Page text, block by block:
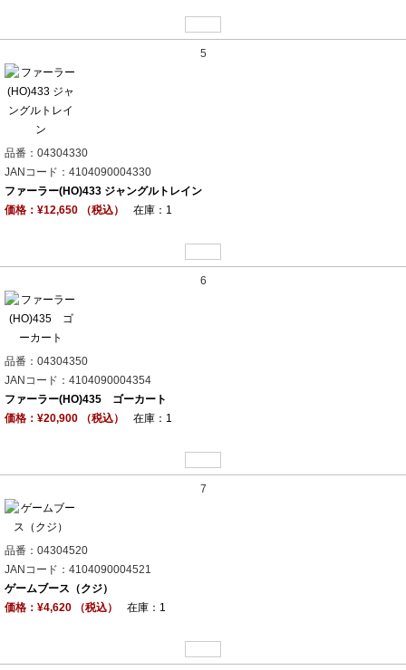
5
品番：04304330
JANコード：4104090004330
ファーラー(HO)433 ジャングルトレイン
価格：¥12,650 （税込）
在庫：1
6
品番：04304350
JANコード：4104090004354
ファーラー(HO)435 ゴーカート
価格：¥20,900 （税込）
在庫：1
7
品番：04304520
JANコード：4104090004521
ゲームブース（クジ）
価格：¥4,620 （税込）
在庫：1